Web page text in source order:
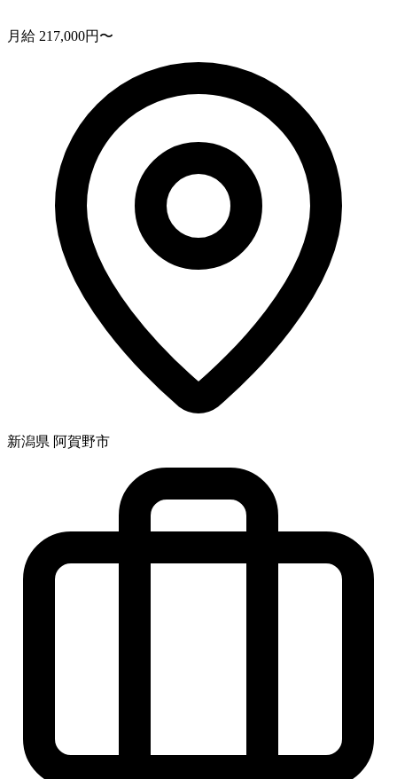
月給 217,000円〜
新潟県 阿賀野市